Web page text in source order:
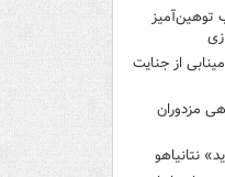
توهین‌آمیز
از جنایت
مزدوران
نتانیاهو